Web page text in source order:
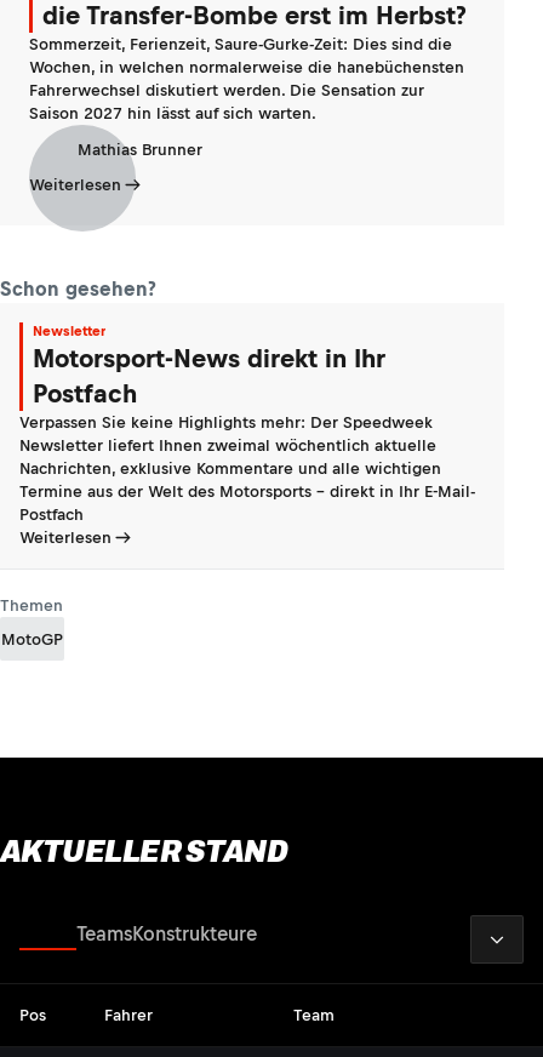
die Transfer-Bombe erst im Herbst?
Sommerzeit, Ferienzeit, Saure-Gurke-Zeit: Dies sind die
Wochen, in welchen normalerweise die hanebüchensten
Fahrerwechsel diskutiert werden. Die Sensation zur
Saison 2027 hin lässt auf sich warten.
Mathias Brunner
Weiterlesen
Schon gesehen?
Newsletter
Motorsport-News direkt in Ihr
Postfach
Verpassen Sie keine Highlights mehr: Der Speedweek
Newsletter liefert Ihnen zweimal wöchentlich aktuelle
Nachrichten, exklusive Kommentare und alle wichtigen
Termine aus der Welt des Motorsports - direkt in Ihr E-Mail-
Postfach
Weiterlesen
Themen
MotoGP
AKTUELLER STAND
TeamsKonstrukteure
Pos Fahrer Team